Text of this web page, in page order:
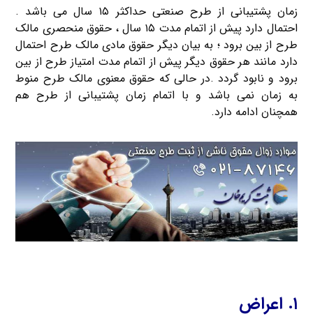
زمان پشتیبانی از طرح صنعتی حداکثر ۱۵ سال می باشد .
احتمال دارد پیش از اتمام مدت ۱۵ سال ، حقوق منحصری مالک
طرح از بین برود ؛ به بیان دیگر حقوق مادی مالک طرح احتمال
دارد مانند هر حقوق دیگر پیش از اتمام مدت امتیاز طرح از بین
برود و نابود گردد .در حالی که حقوق معنوی مالک طرح منوط
به زمان نمی باشد و با اتمام زمان پشتیبانی از طرح هم
همچنان ادامه دارد.
۱. اعراض